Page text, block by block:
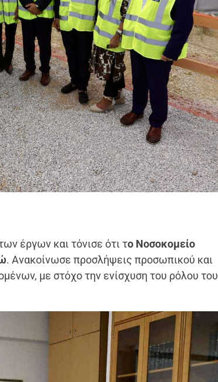
έργων και τόνισε ότι το Νοσοκομείο
. Ανακοίνωσε προσλήψεις προσωπικού και
με στόχο την ενίσχυση του ρόλου του